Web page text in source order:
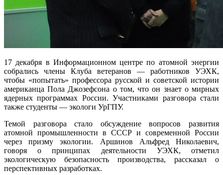
17 декабря в Информационном центре по атомной энергии
собрались члены Клуба ветеранов — работников УЭХК,
чтобы «попытать» профессора русской и советской истории
американца Пола Джозефсона о том, что он знает о мирных
ядерных программах России. Участниками разговора стали
также студенты — экологи УрГПУ.
Темой разговора стало обсуждение вопросов развития
атомной промышленности в СССР и современной России
через призму экологии. Аршинов Альфред Николаевич,
говоря о принципах деятельности УЭХК, отметил
экологическую безопасность производства, рассказал о
перспективных разработках.